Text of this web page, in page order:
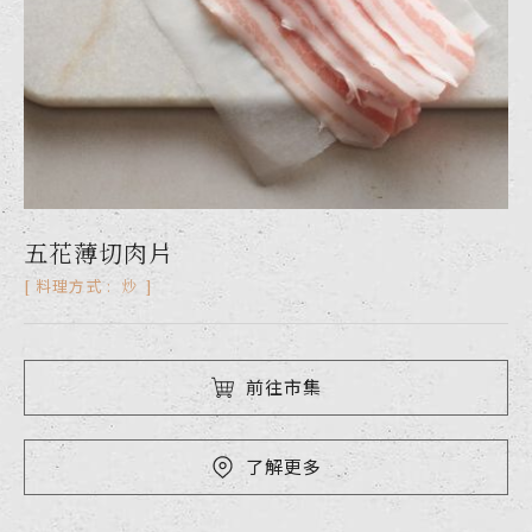
五花薄切肉片
料理方式 : 炒
前往市集
了解更多
梅花薄切肉片
料理方式 : 炒
前往市集
了解更多
梅花厚切排
料理方式 : 炒
前往市集
了解更多
梅花肉片
料理方式 : 炒
前往市集
了解更多